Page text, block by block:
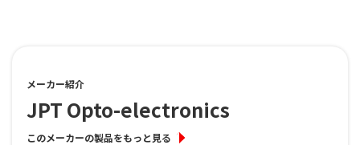
メーカー紹介
JPT Opto-electronics
このメーカーの製品をもっと見る